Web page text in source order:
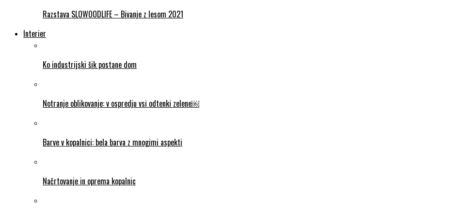
Razstava SLOWOODLIFE – Bivanje z lesom 2021
Interier
Ko industrijski šik postane dom
Notranje oblikovanje: v ospredju vsi odtenki zelene￼
Barve v kopalnici: bela barva z mnogimi aspekti
Načrtovanje in oprema kopalnic